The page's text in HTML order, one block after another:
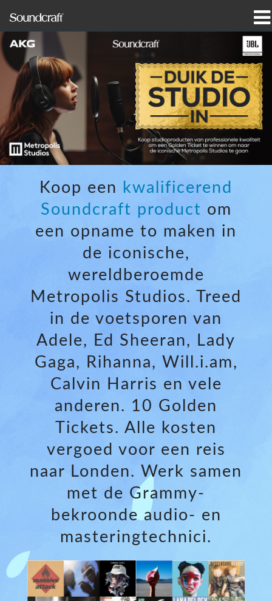
produkter
Case studies og nyheder
hvor man kan købe
træning
support
Vores historieKoop een kwalificerend
Soundcraft product om
een opname to maken in
de iconische,
wereldberoemde
Metropolis Studios. Treed
in de voetsporen van
Adele, Ed Sheeran, Lady
Gaga, Rihanna, Will.i.am,
Calvin Harris en vele
anderen. 10 Golden
Tickets. Alle kosten
vergoed voor een reis
naar Londen. Werk samen
met de Grammy-
bekroonde audio- en
masteringtechnici.